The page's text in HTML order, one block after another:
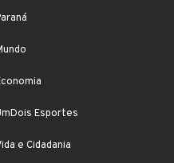
Esportes
e Cidadania